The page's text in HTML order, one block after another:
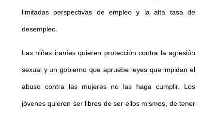
limitadas perspectivas de empleo y la alta tasa de
desempleo.
Las niñas iraníes quieren protección contra la agresión
sexual y un gobierno que apruebe leyes que impidan el
abuso contra las mujeres no las haga cumplir. Los
jóvenes quieren ser libres de ser ellos mismos, de tener